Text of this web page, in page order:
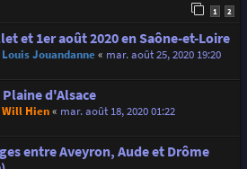
1 2
et 1er août 2020 en Saône-et-Loire
Louis Jouandanne« mar. août 25, 2020 19:20
d'Alsace
Will Hien« mar. août 18, 2020 01:22
entre Aveyron, Aude et Drôme